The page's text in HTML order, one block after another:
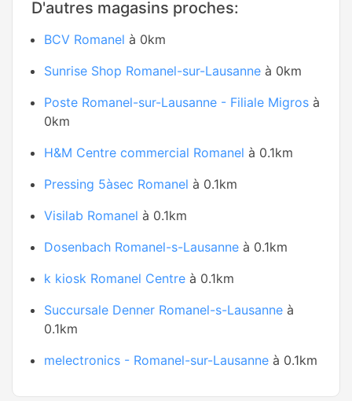
D'autres magasins proches:
BCV Romanel à 0km
Sunrise Shop Romanel-sur-Lausanne à 0km
Poste Romanel-sur-Lausanne - Filiale Migros à
0km
H&M Centre commercial Romanel à 0.1km
Pressing 5àsec Romanel à 0.1km
Visilab Romanel à 0.1km
Dosenbach Romanel-s-Lausanne à 0.1km
k kiosk Romanel Centre à 0.1km
Succursale Denner Romanel-s-Lausanne à
0.1km
melectronics - Romanel-sur-Lausanne à 0.1km